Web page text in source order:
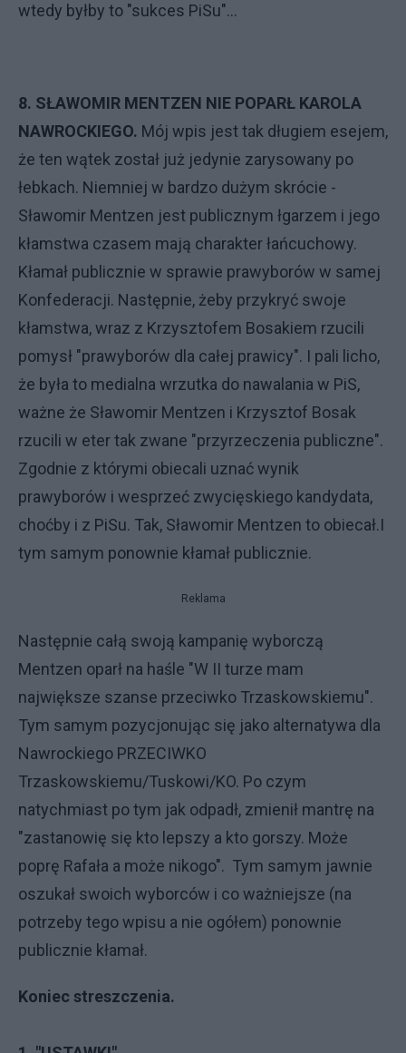
wtedy byłby to "sukces PiSu"...
8. SŁAWOMIR MENTZEN NIE POPARŁ KAROLA
NAWROCKIEGO. Mój wpis jest tak długiem esejem,
że ten wątek został już jedynie zarysowany po
łebkach. Niemniej w bardzo dużym skrócie -
Sławomir Mentzen jest publicznym łgarzem i jego
kłamstwa czasem mają charakter łańcuchowy.
Kłamał publicznie w sprawie prawyborów w samej
Konfederacji. Następnie, żeby przykryć swoje
kłamstwa, wraz z Krzysztofem Bosakiem rzucili
pomysł "prawyborów dla całej prawicy". I pali licho,
że była to medialna wrzutka do nawalania w PiS,
ważne że Sławomir Mentzen i Krzysztof Bosak
rzucili w eter tak zwane "przyrzeczenia publiczne".
Zgodnie z którymi obiecali uznać wynik
prawyborów i wesprzeć zwycięskiego kandydata,
choćby i z PiSu. Tak, Sławomir Mentzen to obiecał.I
tym samym ponownie kłamał publicznie.
Reklama
Następnie całą swoją kampanię wyborczą
Mentzen oparł na haśle "W II turze mam
największe szanse przeciwko Trzaskowskiemu".
Tym samym pozycjonując się jako alternatywa dla
Nawrockiego PRZECIWKO
Trzaskowskiemu/Tuskowi/KO. Po czym
natychmiast po tym jak odpadł, zmienił mantrę na
"zastanowię się kto lepszy a kto gorszy. Może
poprę Rafała a może nikogo". Tym samym jawnie
oszukał swoich wyborców i co ważniejsze (na
potrzeby tego wpisu a nie ogółem) ponownie
publicznie kłamał.
Koniec streszczenia.